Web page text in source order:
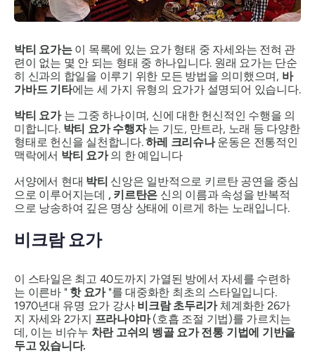
박티 요가는이 목록에 있는 요가 형태 중 자세와는 전혀 관
련이 없는 몇 안 되는 형태 중 하나입니다. 원래 요가는 단순
히 신과의 합일을 이루기 위한 모든 방법을 의미했으며, 바
가바드 기타에는 세 가지 유형의 요가가 설명되어 있습니다.
박티 요가 는 그중 하나이며, 신에 대한 헌신적인 수행을 의
미합니다. 박티 요가 수행자는 기도, 만트라, 노래 등 다양한
형태로 헌신을 실천합니다.하레 크리슈나운동은 전통적인
맥락에서 박티 요가의 한 예입니다
서양에서 현대 박티 신앙은 일반적으로 키르탄 공연을 중심
으로 이루어지는데 , 키르탄은 신의 이름과 속성을 반복적
으로 낭송하여 깊은 명상 상태에 이르게 하는 노래입니다.
비크람 요가
이 스타일은 최고 40도까지 가열된 방에서 자세를 수련하
는 이른바 " 핫 요가"를 대중화한 최초의 스타일입니다.
1970년대 유명 요가 강사 비크람 초두리가체계화한 26가
지 자세와 2가지 프라나야마(호흡 조절 기법)를 가르치는
데, 이는 비슈누 차란 고쉬의 벵골 요가 전통 기법에 기반을
두고 있습니다.